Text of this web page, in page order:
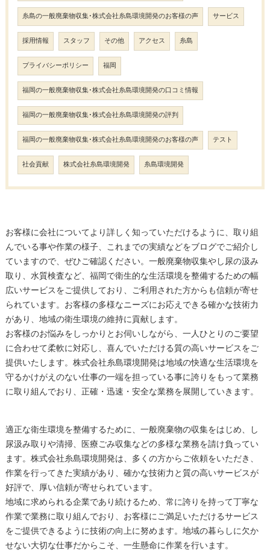
糸島の一般廃棄物収集･株式会社糸島環境開発のお客様の声 サービス
採用情報 スタッフ その他 アクセス 糸島
プライバシーポリシー 福岡
福岡の一般廃棄物収集･株式会社糸島環境開発の口コミ情報
福岡の一般廃棄物収集･株式会社糸島環境開発の評判
福岡の一般廃棄物収集･株式会社糸島環境開発のお客様の声 テスト
社会貢献 株式会社糸島環境開発 糸島環境開発
お客様に会社についてより詳しく知っていただけるように、取り組
んでいる事や作業の様子、これまでの実績などをブログでご紹介し
ていますので、ぜひご確認ください。一般廃棄物収集やし尿の汲み
取り、水質検査など、福岡で衛生的な生活環境を整備するための幅
広いサービスをご提供しており、ご利用された方からも信頼が寄せ
られています。お客様の多様なニーズにお応えできる確かな技術力
があり、地域の衛生環境の維持に貢献します。
お客様のお悩みをしっかりとお伺いしながら、一人ひとりのご要望
に合わせて柔軟に対応し、喜んでいただける質の高いサービスをご
提供いたします。株式会社糸島環境開発は地域の快適な生活環境を
守るかけがえのない仕事の一端を担っている事に誇りをもって業務
に取り組んでおり、正確・迅速・安全な業務を展開していきます。
適正な衛生環境を整備するために、一般廃棄物の収集をはじめ、し
尿汲み取りや清掃、医療ごみ収集などの多様な業務を請け負ってい
ます。株式会社糸島環境開発は、多くの方からご依頼をいただき、
作業を行ってきた実績があり、確かな技術力と質の高いサービスが
好評で、厚い信頼が寄せられています。
地域に求められる企業であり続けるため、常に誇りを持って丁寧な
作業で業務に取り組んでおり、お客様にご満足いただけるサービス
をご提供できるように技術の向上に努めます。地域の暮らしに欠か
せない大切な仕事だからこそ、一生懸命に作業を行います。